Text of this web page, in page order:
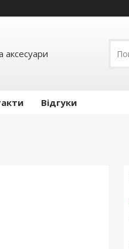
аксесуари
Відгуки